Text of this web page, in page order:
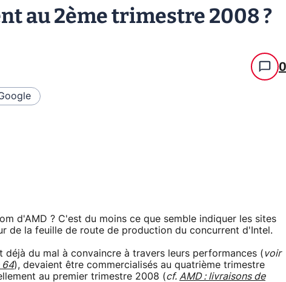
au 2ème trimestre 2008 ?
0
d'AMD ? C'est du moins ce que semble indiquer les sites
de la feuille de route de production du concurrent d'Intel.
déjà du mal à convaincre à travers leurs performances (voir
64), devaient être commercialisés au quatrième trimestre
au premier trimestre 2008 (cf. AMD : livraisons de